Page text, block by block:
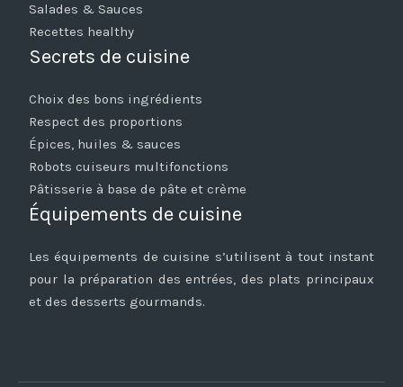
Salades & Sauces
Recettes healthy
Secrets de cuisine
Choix des bons ingrédients
Respect des proportions
Épices, huiles & sauces
Robots cuiseurs multifonctions
Pâtisserie à base de pâte et crème
Équipements de cuisine
Les équipements de cuisine s’utilisent à tout instant
pour la préparation des entrées, des plats principaux
et des desserts gourmands.